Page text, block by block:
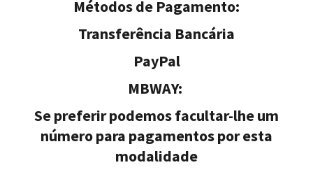
Métodos de Pagamento:
Transferência Bancária
PayPal
MBWAY:
Se preferir podemos facultar-lhe um
número para pagamentos por esta
modalidade